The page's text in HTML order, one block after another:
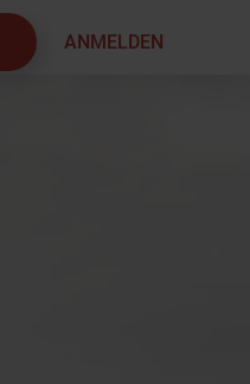
ANMELDEN